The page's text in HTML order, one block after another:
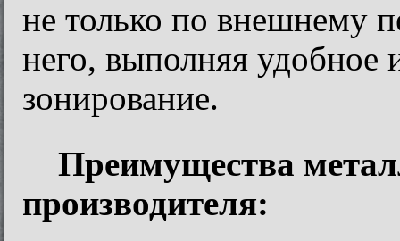
не только по внешнему
него, выполняя удобное
зонирование.
Преимущества
производителя: